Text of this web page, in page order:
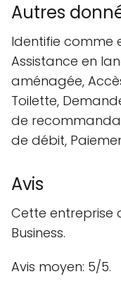
Autres
Identifie comme
Assistance en
aménagée,
Toilette,
de
de débit,
Avis
Cette entreprise
Business.
Avis moyen: 5/5.